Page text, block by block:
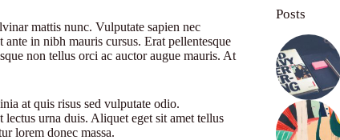
mattis nunc. Vulputate sapien nec
in nibh mauris cursus. Erat pellentesque
non tellus orci ac auctor augue mauris. At
at quis risus sed vulputate odio.
urna duis. Aliquet eget sit amet tellus
lorem donec massa.
Posts